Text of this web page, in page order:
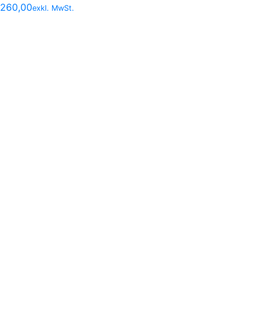
260,00exkl. MwSt.